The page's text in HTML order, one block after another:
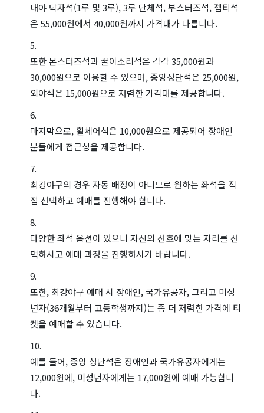
내야 탁자석(1루 및 3루), 3루 단체석, 부스터즈석, 젭티석
은 55,000원에서 40,000원까지 가격대가 다릅니다.
또한 몬스터즈석과 꿀이소리석은 각각 35,000원과
30,000원으로 이용할 수 있으며, 중앙상단석은 25,000원,
외야석은 15,000원으로 저렴한 가격대를 제공합니다.
마지막으로, 휠체어석은 10,000원으로 제공되어 장애인
분들에게 접근성을 제공합니다.
최강야구의 경우 자동 배정이 아니므로 원하는 좌석을 직
접 선택하고 예매를 진행해야 합니다.
다양한 좌석 옵션이 있으니 자신의 선호에 맞는 자리를 선
택하시고 예매 과정을 진행하시기 바랍니다.
또한, 최강야구 예매 시 장애인, 국가유공자, 그리고 미성
년자(36개월부터 고등학생까지)는 좀 더 저렴한 가격에 티
켓을 예매할 수 있습니다.
예를 들어, 중앙 상단석은 장애인과 국가유공자에게는
12,000원에, 미성년자에게는 17,000원에 예매 가능합니
다.